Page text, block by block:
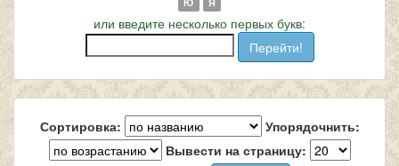
или введите несколько первых букв:
Сортировка:
Упорядочнить:
Вывести на страницу: